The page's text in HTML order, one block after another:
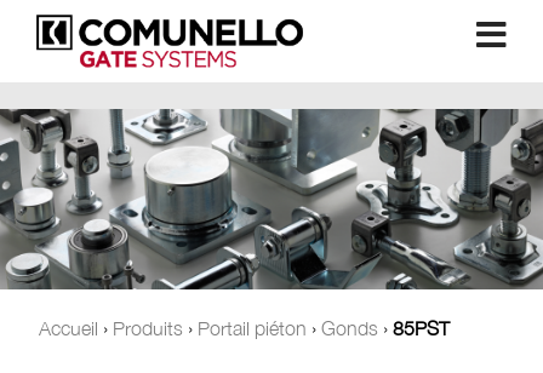
Accueil › Produits › Portail piéton › Gonds › 85PST